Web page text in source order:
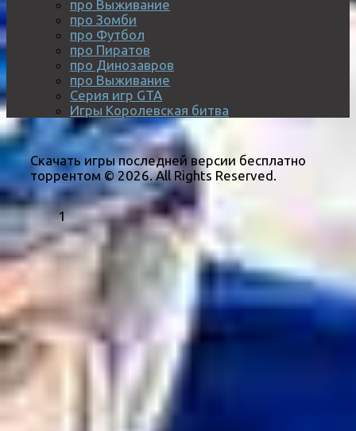
про Выживание
про Зомби
про Футбол
про Пиратов
про Динозавров
про Выживание
Серия игр GTA
Игры Королевская битва
Скачать игры последней версии бесплатно
торрентом © 2026. All Rights Reserved.
1